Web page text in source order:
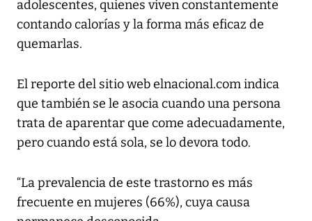
adolescentes, quienes viven constantemente
contando calorías y la forma más eficaz de
quemarlas.
El reporte del sitio web elnacional.com indica
que también se le asocia cuando una persona
trata de aparentar que come adecuadamente,
pero cuando está sola, se lo devora todo.
“La prevalencia de este trastorno es más
frecuente en mujeres (66%), cuya causa